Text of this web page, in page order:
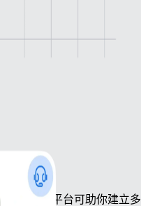
略。我们平台可助你建立多